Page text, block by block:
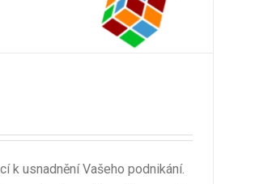
k usnadnění Vašeho podnikání.